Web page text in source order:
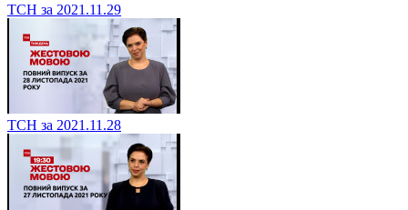
ТСН за 2021.11.29
ТСН за 2021.11.28